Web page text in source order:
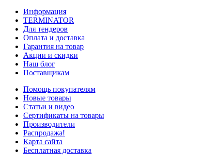
Информация
TERMINATOR
Для тендеров
Оплата и доставка
Гарантия на товар
Акции и скидки
Наш блог
Поставщикам
Помощь покупателям
Новые товары
Статьи и видео
Сертификаты на товары
Производители
Распродажа!
Карта сайта
Бесплатная доставка